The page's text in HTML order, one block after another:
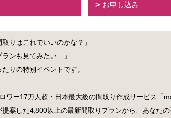
お申し込み
取りはこれでいいのかな？」
ランも見てみたい…」
りの特別イベントです。
ワー17万人超・日本最大級の間取り作成サービス「
提案した4,800以上の最新間取りプランから、あなた